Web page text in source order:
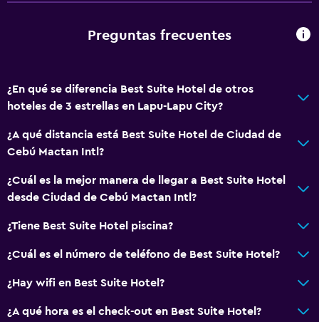
Preguntas frecuentes
¿En qué se diferencia Best Suite Hotel de otros
hoteles de 3 estrellas en Lapu-Lapu City?
¿A qué distancia está Best Suite Hotel de Ciudad de
Cebú Mactan Intl?
¿Cuál es la mejor manera de llegar a Best Suite Hotel
desde Ciudad de Cebú Mactan Intl?
¿Tiene Best Suite Hotel piscina?
¿Cuál es el número de teléfono de Best Suite Hotel?
¿Hay wifi en Best Suite Hotel?
¿A qué hora es el check-out en Best Suite Hotel?